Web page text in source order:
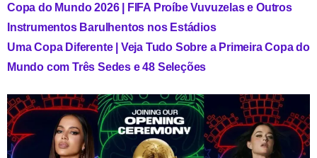
Copa do Mundo 2026 | FIFA Proíbe Vuvuzelas e Outros
Instrumentos Barulhentos nos Estádios
Uma Copa Diferente | Veja Tudo Sobre a Primeira Copa do
Mundo com Três Sedes e 48 Seleções